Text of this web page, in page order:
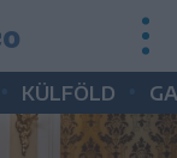
KÜLFÖLD